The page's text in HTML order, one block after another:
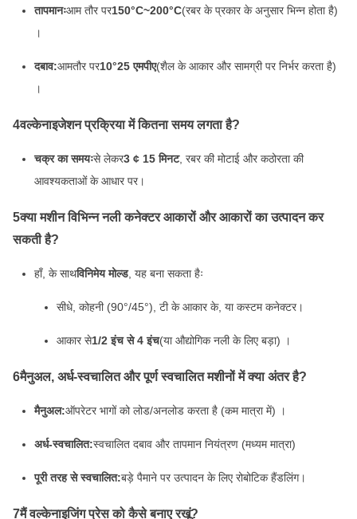
तापमानःआम तौर पर150°C~200°C(रबर के प्रकार के अनुसार भिन्न होता है)
।
दबाव:आमतौर पर10°25 एमपीए(शैल के आकार और सामग्री पर निर्भर करता है)
।
4वल्केनाइजेशन प्रक्रिया में कितना समय लगता है?
चक्र का समयःसे लेकर3 ¢ 15 मिनट, रबर की मोटाई और कठोरता की
आवश्यकताओं के आधार पर।
5क्या मशीन विभिन्न नली कनेक्टर आकारों और आकारों का उत्पादन कर
सकती है?
हाँ, के साथविनिमेय मोल्ड, यह बना सकता हैः
सीधे, कोहनी (90°/45°), टी के आकार के, या कस्टम कनेक्टर।
आकार से1/2 इंच से 4 इंच(या औद्योगिक नली के लिए बड़ा) ।
6मैनुअल, अर्ध-स्वचालित और पूर्ण स्वचालित मशीनों में क्या अंतर है?
मैनुअल:ऑपरेटर भागों को लोड/अनलोड करता है (कम मात्रा में) ।
अर्ध-स्वचालित:स्वचालित दबाव और तापमान नियंत्रण (मध्यम मात्रा)
पूरी तरह से स्वचालित:बड़े पैमाने पर उत्पादन के लिए रोबोटिक हैंडलिंग।
7मैं वल्केनाइजिंग प्रेस को कैसे बनाए रखूं?